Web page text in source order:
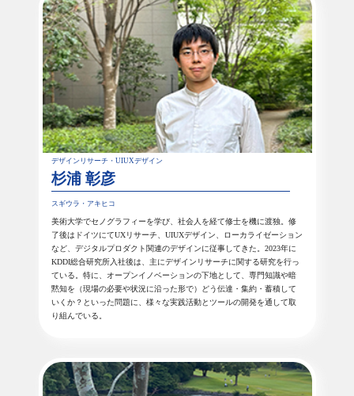
デザインリサーチ・UIUXデザイン
杉浦 彰彦
スギウラ・アキヒコ
美術大学でセノグラフィーを学び、社会人を経て修士を機に渡独。修
了後はドイツにてUXリサーチ、UIUXデザイン、ローカライゼーション
など、デジタルプロダクト関連のデザインに従事してきた。2023年に
KDDI総合研究所入社後は、主にデザインリサーチに関する研究を行っ
ている。特に、オープンイノベーションの下地として、専門知識や暗
黙知を（現場の必要や状況に沿った形で）どう伝達・集約・蓄積して
いくか？といった問題に、様々な実践活動とツールの開発を通して取
り組んでいる。